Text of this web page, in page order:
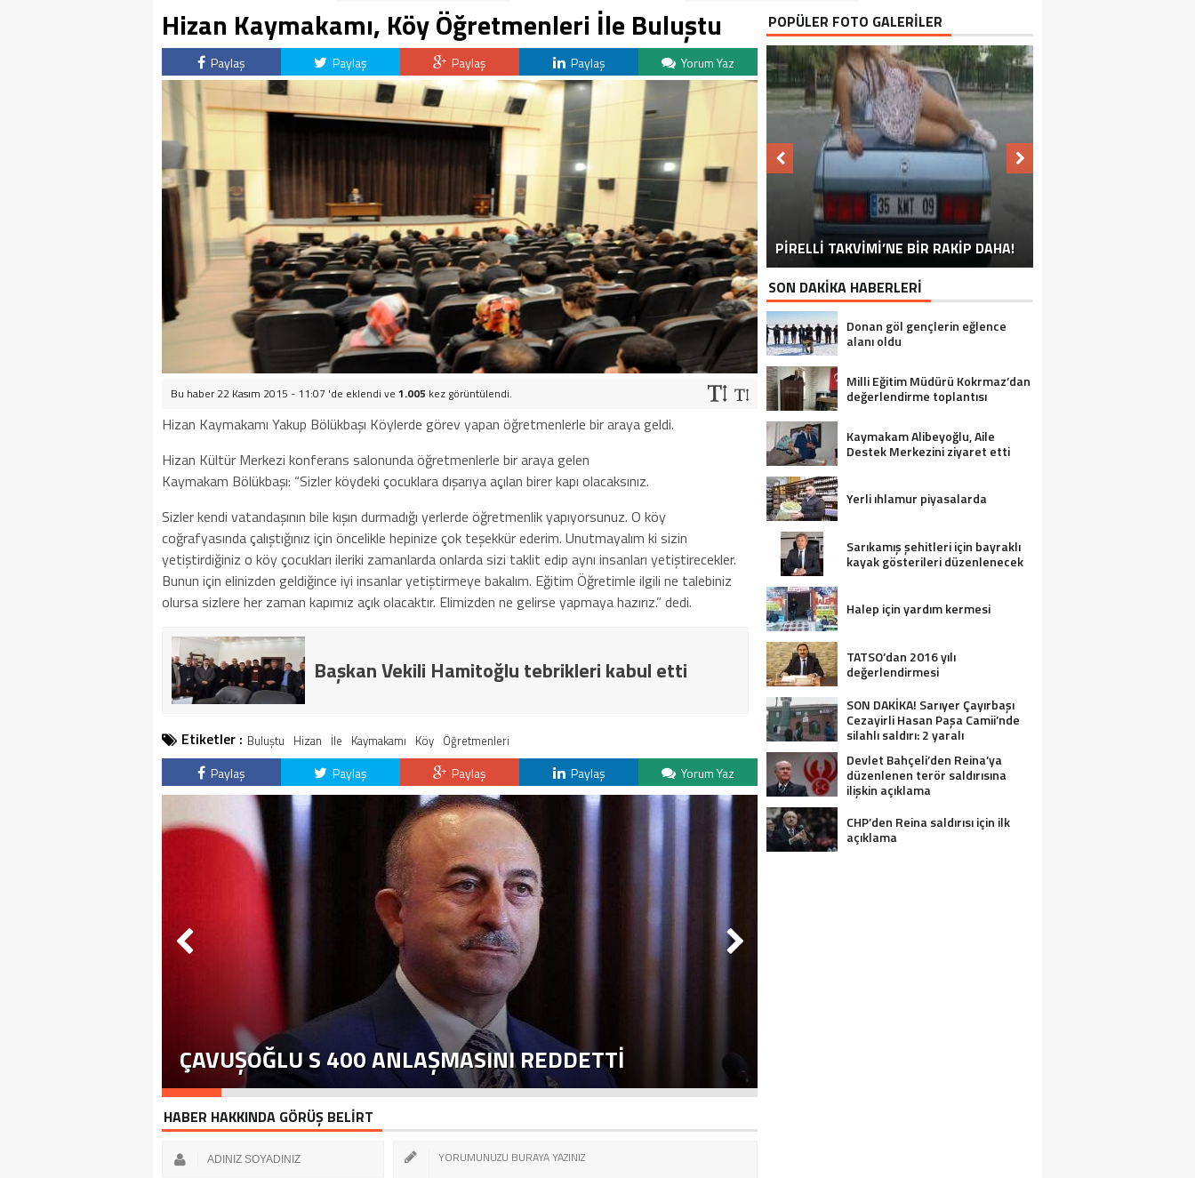
Hizan Kaymakamı, Köy Öğretmenleri İle Buluştu
Paylaş Paylaş Paylaş Paylaş Yorum Yaz
Bu haber 22 Kasım 2015 - 11:07 'de eklendi ve 1.005 kez görüntülendi.
Hizan Kaymakamı Yakup Bölükbaşı Köylerde görev yapan öğretmenlerle bir araya geldi.
Hizan Kültür Merkezi konferans salonunda öğretmenlerle bir araya gelen
Kaymakam Bölükbaşı: “Sizler köydeki çocuklara dışarıya açılan birer kapı olacaksınız.
Sizler kendi vatandaşının bile kışın durmadığı yerlerde öğretmenlik yapıyorsunuz. O köy
coğrafyasında çalıştığınız için öncelikle hepinize çok teşekkür ederim. Unutmayalım ki sizin
yetiştirdiğiniz o köy çocukları ileriki zamanlarda onlarda sizi taklit edip aynı insanları yetiştirecekler.
Bunun için elinizden geldiğince iyi insanlar yetiştirmeye bakalım. Eğitim Öğretimle ilgili ne talebiniz
olursa sizlere her zaman kapımız açık olacaktır. Elimizden ne gelirse yapmaya hazırız.” dedi.
Başkan Vekili Hamitoğlu tebrikleri kabul etti
Etiketler : Buluştu Hizan İle Kaymakamı Köy Öğretmenleri
Paylaş Paylaş Paylaş Paylaş Yorum Yaz
ÇAVUŞOĞLU S 400 ANLAŞMASINI REDDETTI
HABER HAKKINDA GÖRÜŞ BELİRT
POPÜLER FOTO GALERİLER
PİRELLİ TAKVİMİ’NE BİR RAKİP DAHA!
EN İYİ ‘KURBAN BAYRAMI’ CAPSLERİ!
BUNU SÖYLEMEYEN ESNAF GÖRDÜNÜZ
MÜ?
FOTOĞRAFLARLA HIZAN
FOTOĞRAFLARLA BITLIS
FOTOĞRAFLARLA TATVAN
FOTOĞRAFLARLA GÜROYMAK
FOTOĞRAFLARLA AHLAT
FOTOĞRAFLARLA ADILCEVAZ
FOTOĞRAFLARLA MUTKI
SON DAKİKA HABERLERİ
Donan göl gençlerin eğlence
alanı oldu
Milli Eğitim Müdürü Kokrmaz’dan
değerlendirme toplantısı
Kaymakam Alibeyoğlu, Aile
Destek Merkezini ziyaret etti
Yerli ıhlamur piyasalarda
Sarıkamış şehitleri için bayraklı
kayak gösterileri düzenlenecek
Halep için yardım kermesi
TATSO’dan 2016 yılı
değerlendirmesi
SON DAKİKA! Sarıyer Çayırbaşı
Cezayirli Hasan Paşa Camii’nde
silahlı saldırı: 2 yaralı
Devlet Bahçeli’den Reina’ya
düzenlenen terör saldırısına
ilişkin açıklama
CHP’den Reina saldırısı için ilk
açıklama